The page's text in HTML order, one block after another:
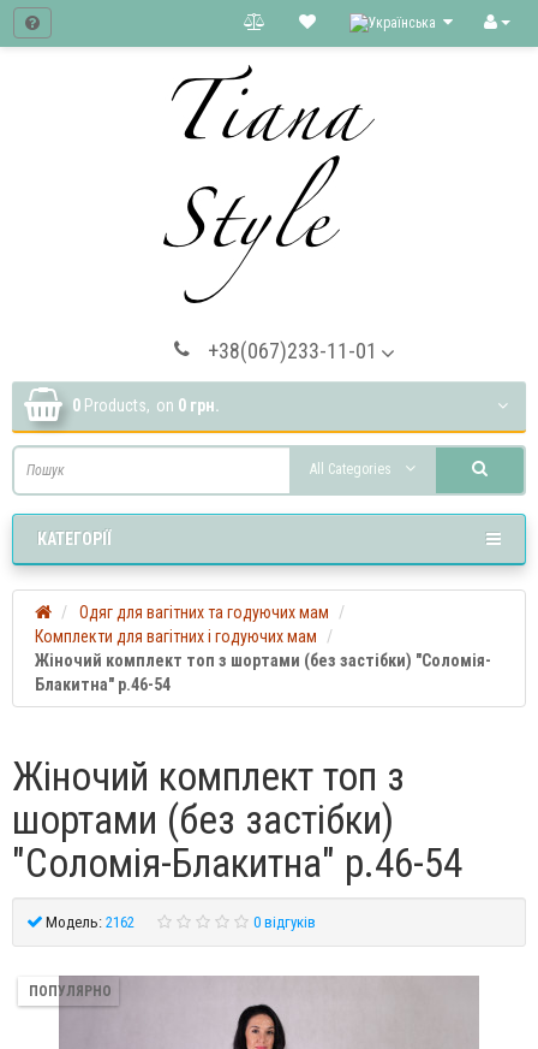
+38(067)233-11-01
0 Products, on 0 грн.
All Categories
КАТЕГОРІЇ
Одяг для вагітних та годуючих мам
Комплекти для вагітних і годуючих мам
Жіночий комплект топ з шортами (без застібки) "Соломія-
Блакитна" р.46-54
Жіночий комплект топ з
шортами (без застібки)
"Соломія-Блакитна" р.46-54
Модель: 2162 0 відгуків
ПОПУЛЯРНО